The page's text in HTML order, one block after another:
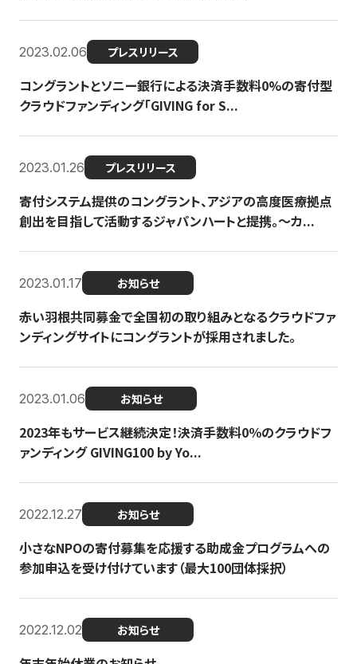
2023.02.06 プレスリリース
コングラントとソニー銀行による決済手数料0%の寄付型
クラウドファンディング「GIVING for S...
2023.01.26 プレスリリース
寄付システム提供のコングラント、アジアの高度医療拠点
創出を目指して活動するジャパンハートと提携。〜カ...
2023.01.17 お知らせ
赤い羽根共同募金で全国初の取り組みとなるクラウドファ
ンディングサイトにコングラントが採用されました。
2023.01.06 お知らせ
2023年もサービス継続決定！決済手数料0％のクラウドフ
ァンディング GIVING100 by Yo...
2022.12.27 お知らせ
小さなNPOの寄付募集を応援する助成金プログラムへの
参加申込を受け付けています（最大100団体採択）
2022.12.02 お知らせ